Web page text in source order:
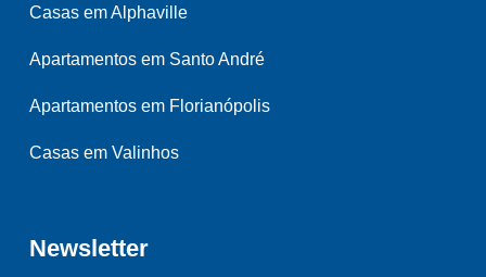
Casas em Alphaville
Apartamentos em Santo André
Apartamentos em Florianópolis
Casas em Valinhos
Newsletter